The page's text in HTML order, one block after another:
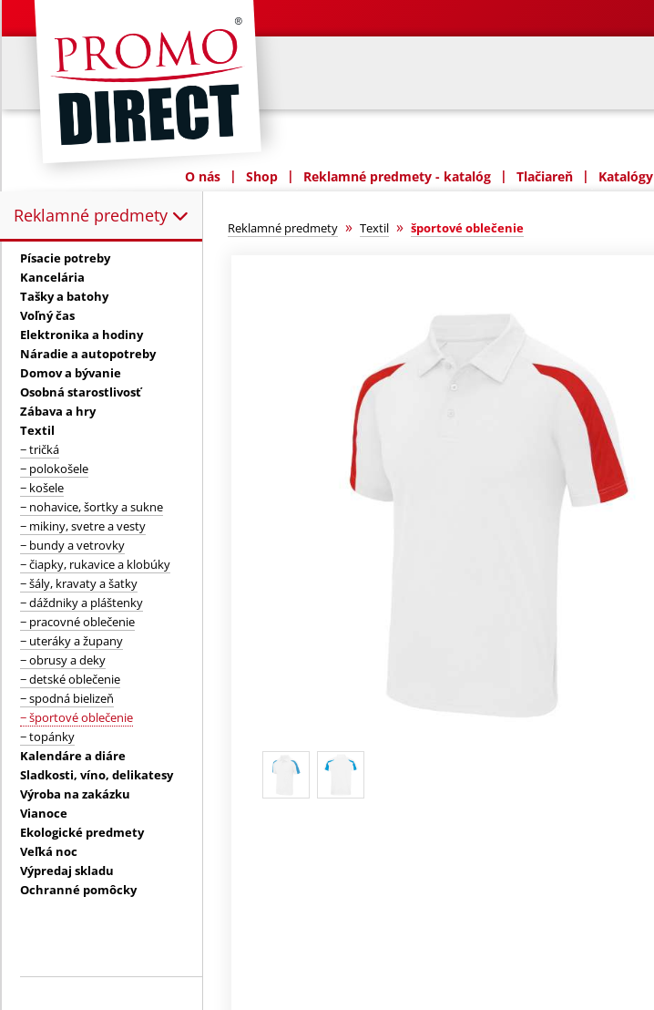
O nás | Shop | Reklamné predmety - katalóg | Tlačiareň | Katalógy
Reklamné predmety
Reklamné predmety:
Písacie potreby
Kancelária
Tašky a batohy
Voľný čas
Elektronika a hodiny
Náradie a autopotreby
Domov a bývanie
Osobná starostlivosť
Zábava a hry
Textil
− tričká
− polokošele
− košele
− nohavice, šortky a sukne
− mikiny, svetre a vesty
− bundy a vetrovky
− čiapky, rukavice a klobúky
− šály, kravaty a šatky
− dáždniky a pláštenky
− pracovné oblečenie
− uteráky a župany
− obrusy a deky
− detské oblečenie
− spodná bielizeň
− športové oblečenie
− topánky
Kalendáre a diáre
Sladkosti, víno, delikatesy
Výroba na zakázku
Vianoce
Ekologické predmety
Veľká noc
Výpredaj skladu
Ochranné pomôcky
Reklamné predmety » Textil » športové oblečenie